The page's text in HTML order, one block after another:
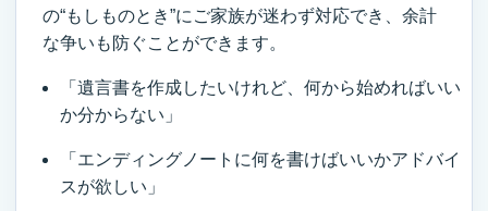
の“もしものとき”にご家族が迷わず対応でき、余計
な争いも防ぐことができます。
「遺言書を作成したいけれど、何から始めればいい
か分からない」
「エンディングノートに何を書けばいいかアドバイ
スが欲しい」